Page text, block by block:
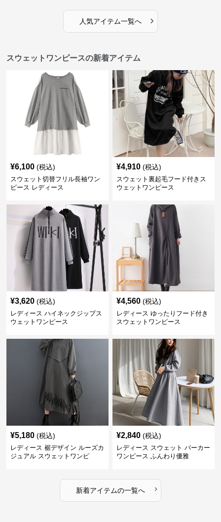
人気アイテム一覧へ ›
スウェットワンピースの新着アイテム
¥6,100 (税込)
スウェット切替フリル長袖ワン
ピース レディース
¥4,910 (税込)
スウェット裏起毛フード付きス
ウェットワンピース
¥3,620 (税込)
レディース ハイネックジップス
ウェットワンピース
¥4,560 (税込)
レディース ゆったりフード付き
スウェットワンピース
¥5,180 (税込)
レディース 裾デザイン ルーズカ
ジュアル スウェットワンピ
¥2,840 (税込)
レディース スウェット パーカー
ワンピース ふんわり優雅
新着アイテムの一覧へ ›